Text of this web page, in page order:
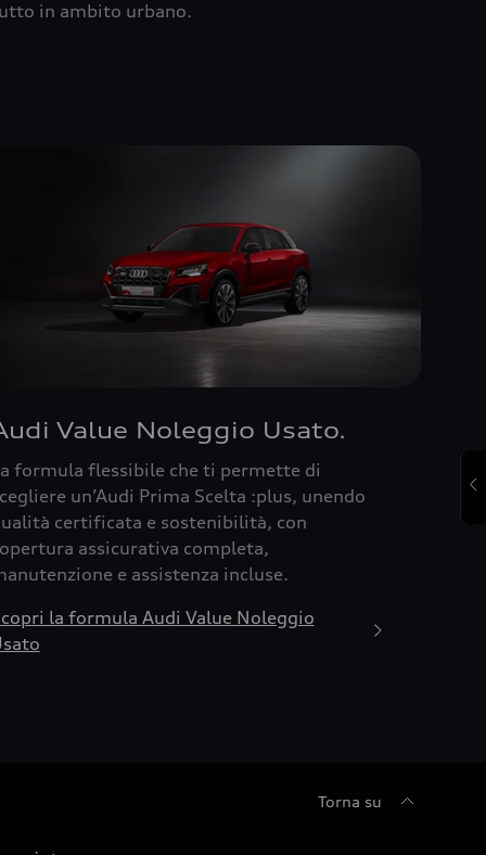
in ambito urbano.
Value Noleggio Usato.
formula flessibile che ti permette di
un’Audi Prima Scelta :plus, unendo
certificata e sostenibilità, con
assicurativa completa,
e assistenza incluse.
la formula Audi Value Noleggio
Torna su